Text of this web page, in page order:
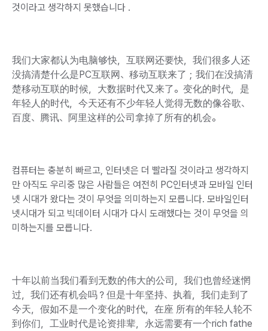
것이라고 생각하지 못했습니다 .
我们大家都认为电脑够快，互联网还要快，我们很多人还
没搞清楚什么是PC互联网、移动互联来了；我们在没搞清
楚移动互联的时候，大数据时代又来了。变化的时代，是
年轻人的时代，今天还有不少年轻人觉得无数的像谷歌、
百度、腾讯、阿里这样的公司拿掉了所有的机会。
컴퓨터는 충분히 빠르고, 인터넷은 더 빨라질 것이라고 생각하지
만 아직도 우리중 많은 사람들은 여전히 PC인터넷과 모바일 인터
넷 시대가 왔다는 것이 무엇을 의미하는지 모릅니다. 모바일인터
넷시대가 되고 빅데이터 시대가 다시 도래했다는 것이 무엇을 의
미하는지를 모릅니다.
十年以前当我们看到无数的伟大的公司，我们也曾经迷惘
过，我们还有机会吗？但是十年坚持、执着，我们走到了
今天，假如不是一个变化的时代，在座 所有的年轻人轮不
到你们，工业时代是论资排辈，永远需要有一个rich fathe